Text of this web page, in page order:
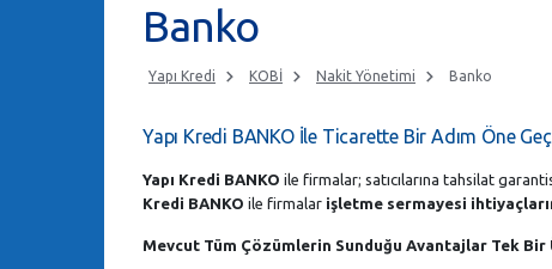
Banko
Yapı Kredi KOBİ Nakit Yönetimi Banko
Yapı Kredi BANKO İle Ticarette Bir Adım Öne
Yapı Kredi BANKO ile firmalar; satıcılarına tahsilat
Kredi BANKO ile firmalar işletme sermayesi
Mevcut Tüm Çözümlerin Sunduğu Avantajlar Tek Bir